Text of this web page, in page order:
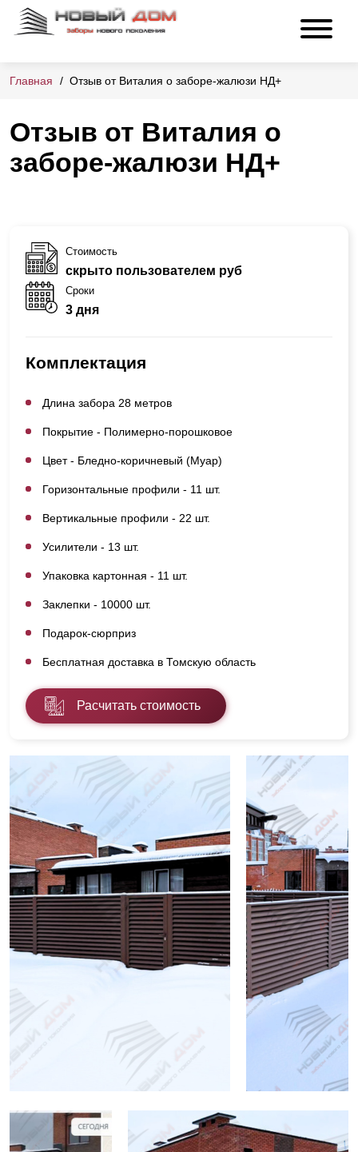
Главная Отзыв от Виталия о заборе-жалюзи НД+
Отзыв от Виталия о
заборе-жалюзи НД+
Стоимость
скрыто пользователем руб
Сроки
3 дня
Комплектация
Длина забора 28 метров
Покрытие - Полимерно-порошковое
Цвет - Бледно-коричневый (Муар)
Горизонтальные профили - 11 шт.
Вертикальные профили - 22 шт.
Усилители - 13 шт.
Упаковка картонная - 11 шт.
Заклепки - 10000 шт.
Подарок-сюрприз
Бесплатная доставка в Томскую область
Расчитать стоимость